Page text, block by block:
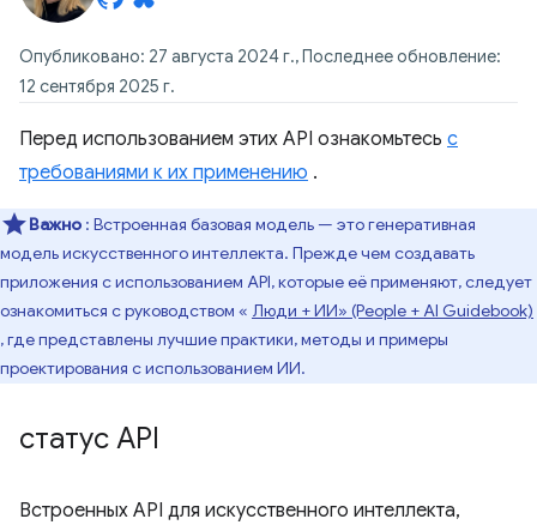
Опубликовано: 27 августа 2024 г., Последнее обновление:
12 сентября 2025 г.
Перед использованием этих API ознакомьтесь с
требованиями к их применению .
Важно : Встроенная базовая модель — это генеративная
модель искусственного интеллекта. Прежде чем создавать
приложения с использованием API, которые её применяют, следует
ознакомиться с руководством « Люди + ИИ» (People + AI Guidebook)
, где представлены лучшие практики, методы и примеры
проектирования с использованием ИИ.
статус API
Встроенных API для искусственного интеллекта,